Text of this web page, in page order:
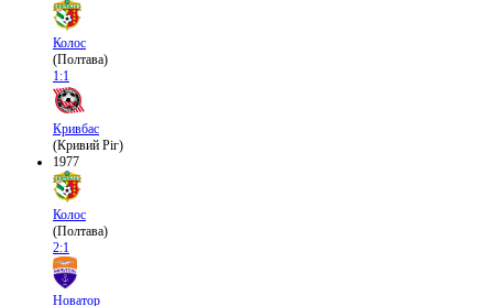
Колос
(Полтава)
1:1
Кривбас
(Кривий Ріг)
1977
Колос
(Полтава)
2:1
Новатор